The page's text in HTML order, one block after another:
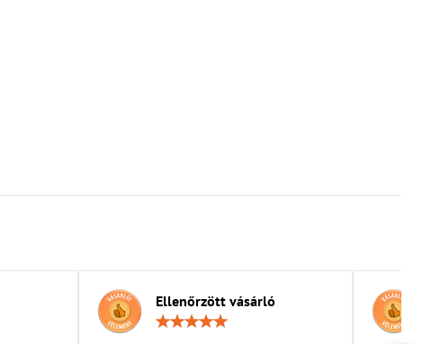
Ellenőrzött vásárló